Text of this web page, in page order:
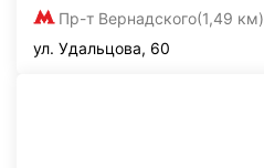
Пр-т Вернадского(1,49 км)
ул. Удальцова, 60